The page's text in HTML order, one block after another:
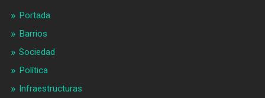
Portada
Barrios
Sociedad
Política
Infraestructuras